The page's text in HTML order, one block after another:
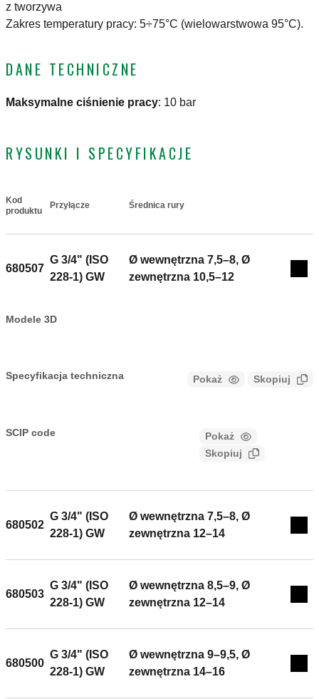
z tworzywa
Zakres temperatury pracy: 5÷75°C (wielowarstwowa 95°C).
DANE TECHNICZNE
Maksymalne ciśnienie pracy: 10 bar
RYSUNKI I SPECYFIKACJE
Kod
produktu
Przyłącze Średnica rury
680507
G 3/4" (ISO
228-1) GW
Ø wewnętrzna 7,5–8, Ø
zewnętrzna 10,5–12
Modele 3D
Specyfikacja techniczna Pokaż Skopiuj
pojedynczych i wielowarstwowych rur z tworzywa Zakres
temperatury pracy: 5÷75°C (wielowarstwowa 95°C).
SCIP code
Pokaż
Skopiuj
680502
G 3/4" (ISO
228-1) GW
Ø wewnętrzna 7,5–8, Ø
zewnętrzna 12–14
680503
G 3/4" (ISO
228-1) GW
Ø wewnętrzna 8,5–9, Ø
zewnętrzna 12–14
680500
G 3/4" (ISO
228-1) GW
Ø wewnętrzna 9–9,5, Ø
zewnętrzna 14–16